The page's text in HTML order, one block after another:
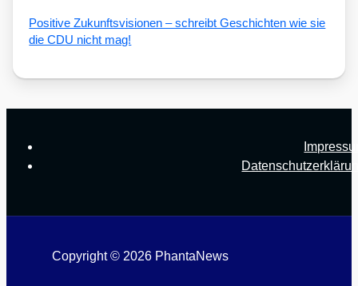
Posi­ti­ve Zukunfts­vi­sio­nen – schreibt Geschich­ten wie sie
die CDU nicht mag!
Copyright © 2026 PhantaNews